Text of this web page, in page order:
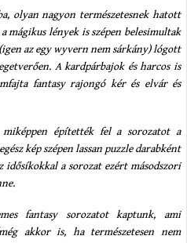
olyan nagyon természetesnek hatott
mágikus lények is szépen belesimultak
az egy wyvern nem sárkány) lógott
A kardpárbajok és harcos is
fantasy rajongó kér és elvár és
építették fel a sorozatot a
kép szépen lassan puzzle darabként
idősíkokkal a sorozat ezért másodszori
fantasy sorozatot kaptunk, ami
akkor is, ha természetesen nem